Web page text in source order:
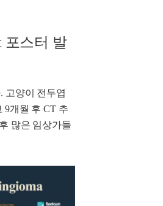
포스터 발
. 고양이 전두엽
9개월 후 CT 추
많은 임상가들